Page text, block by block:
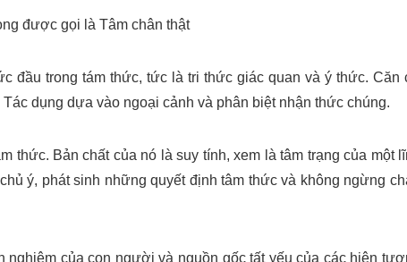
được gọi là Tâm chân thật
đầu trong tám thức, tức là tri thức giác quan và ý thức. Căn
dụng dựa vào ngoại cảnh và phân biệt nhận thức chúng.
thức. Bản chất của nó là suy tính, xem là tâm trạng của một
ý, phát sinh những quyết định tâm thức và không ngừng
nghiệm của con người và nguồn gốc tất yếu của các hiện